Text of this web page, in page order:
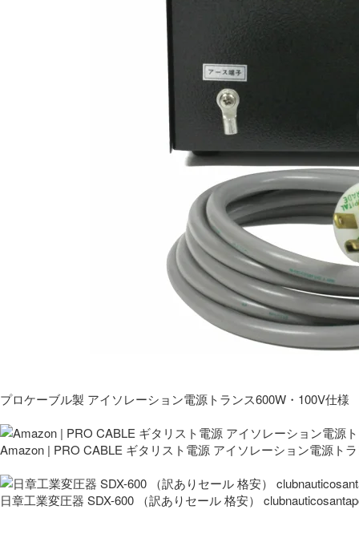
プロケーブル製 アイソレーション電源トランス600W・100V仕様
Amazon | PRO CABLE ギタリスト電源 アイソレーション電源ト
日章工業変圧器 SDX-600 （訳ありセール 格安）